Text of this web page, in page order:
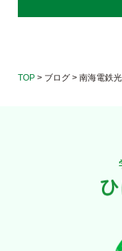
TOP > ブログ > 南海電鉄